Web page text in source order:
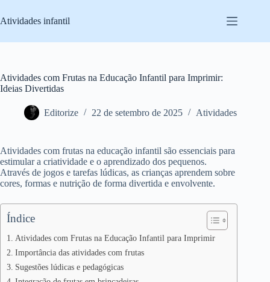
para
o
Atividades infantil
Atividades com Frutas na Educação Infantil para Imprimir:
Ideias Divertidas
Editorize 22 de setembro de 2025 Atividades
Atividades com frutas na educação infantil são essenciais para
estimular a criatividade e o aprendizado dos pequenos.
Através de jogos e tarefas lúdicas, as crianças aprendem sobre
cores, formas e nutrição de forma divertida e envolvente.
Índice
Atividades com Frutas na Educação Infantil para Imprimir
Importância das atividades com frutas
Sugestões lúdicas e pedagógicas